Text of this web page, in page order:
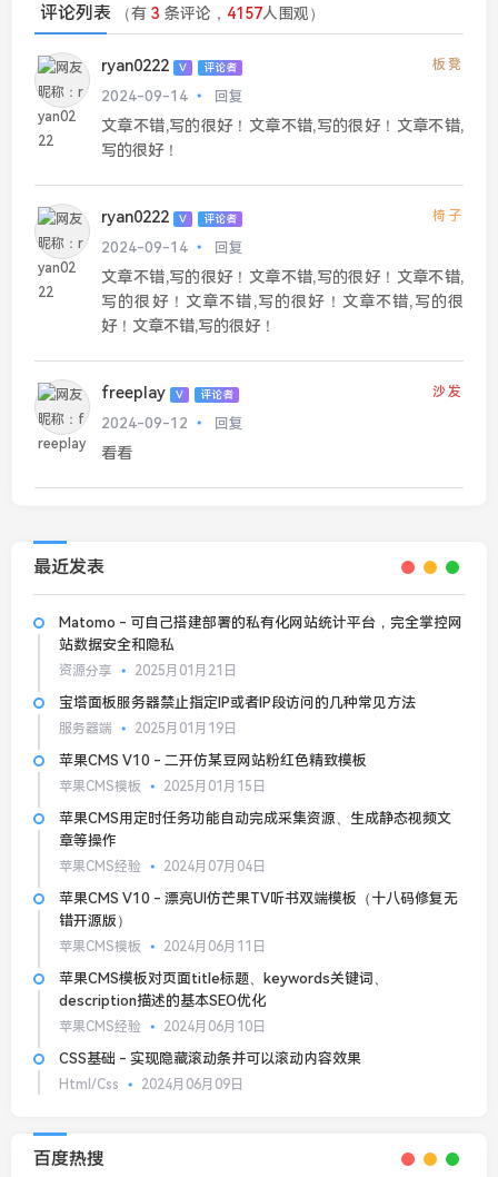
评论列表 （有 3 条评论， 4157人围观）
ryan0222 V 评论者 板凳
2024-09-14 回复
文章不错,写的很好！文章不错,写的很好！文章不错,
写的很好！
ryan0222 V 评论者 椅子
2024-09-14 回复
文章不错,写的很好！文章不错,写的很好！文章不错,
写的很好！文章不错,写的很好！文章不错,写的很
好！文章不错,写的很好！
freeplay V 评论者 沙发
2024-09-12 回复
看看
最近发表
Matomo - 可自己搭建部署的私有化网站统计平台，完全掌控网
站数据安全和隐私
资源分享 2025月01月21日
宝塔面板服务器禁止指定IP或者IP段访问的几种常见方法
服务器端 2025月01月19日
苹果CMS V10 - 二开仿某豆网站粉红色精致模板
苹果CMS模板 2025月01月15日
苹果CMS用定时任务功能自动完成采集资源、生成静态视频文
章等操作
苹果CMS经验 2024月07月04日
苹果CMS V10 - 漂亮UI仿芒果TV听书双端模板（十八码修复无
错开源版）
苹果CMS模板 2024月06月11日
苹果CMS模板对页面title标题、keywords关键词、
description描述的基本SEO优化
苹果CMS经验 2024月06月10日
CSS基础 - 实现隐藏滚动条并可以滚动内容效果
Html/Css 2024月06月09日
百度热搜